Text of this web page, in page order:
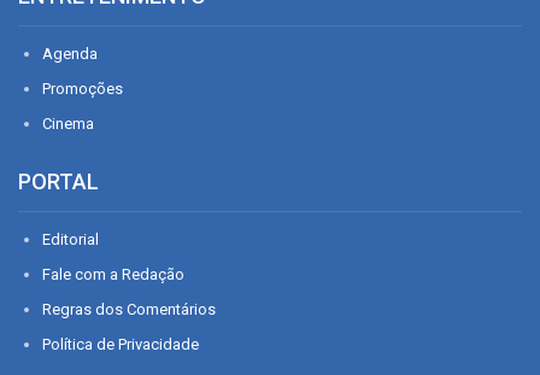
Agenda
Promoções
Cinema
PORTAL
Editorial
Fale com a Redação
Regras dos Comentários
Política de Privacidade